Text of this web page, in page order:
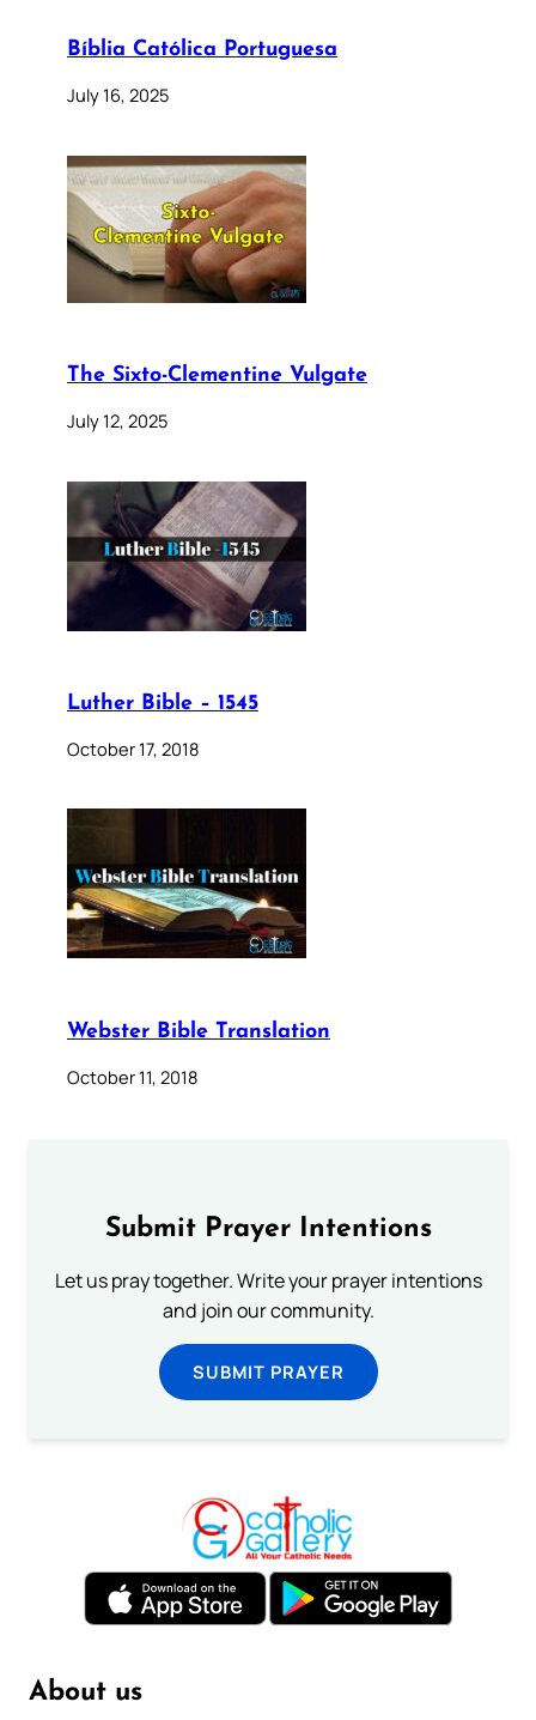
Bíblia Católica Portuguesa
July 16, 2025
The Sixto-Clementine Vulgate
July 12, 2025
Luther Bible – 1545
October 17, 2018
Webster Bible Translation
October 11, 2018
Submit Prayer Intentions
Let us pray together. Write your prayer intentions
and join our community.
SUBMIT PRAYER
About us